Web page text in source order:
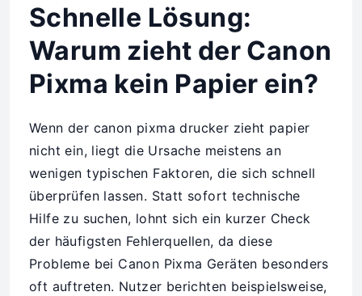
Schnelle Lösung:
Warum zieht der Canon
Pixma kein Papier ein?
Wenn der canon pixma drucker zieht papier
nicht ein, liegt die Ursache meistens an
wenigen typischen Faktoren, die sich schnell
überprüfen lassen. Statt sofort technische
Hilfe zu suchen, lohnt sich ein kurzer Check
der häufigsten Fehlerquellen, da diese
Probleme bei Canon Pixma Geräten besonders
oft auftreten. Nutzer berichten beispielsweise,